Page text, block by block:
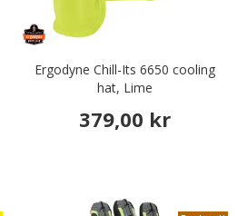
Ergodyne Chill-Its 6650 cooling
hat, Lime
379,00 kr